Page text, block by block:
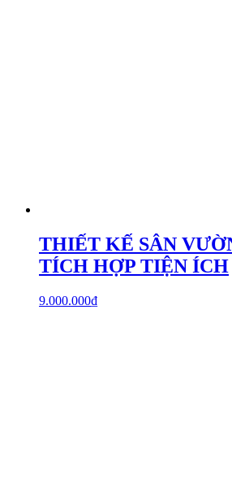
THIẾT KẾ SÂN
TÍCH HỢP TIỆN ÍCH
9.000.000₫